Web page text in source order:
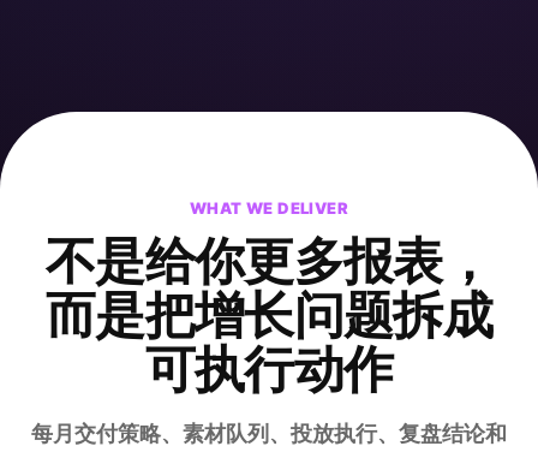
WHAT WE DELIVER
不是给你更多报表，
而是把增长问题拆成
可执行动作
每月交付策略、素材队列、投放执行、复盘结论和